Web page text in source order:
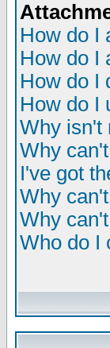
How do I
How do I
How do I
How do I
Why isn't
Why
I've got
Why
Why
Who do I